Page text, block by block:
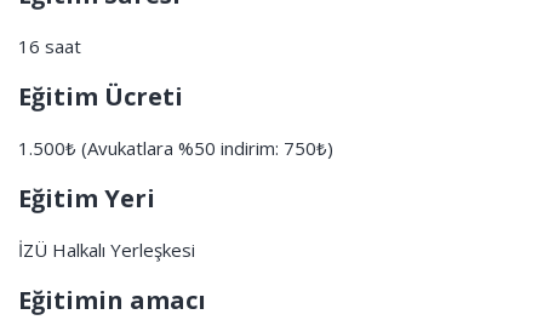
16 saat
Eğitim Ücreti
1.500₺ (Avukatlara %50 indirim: 750₺)
Eğitim Yeri
İZÜ Halkalı Yerleşkesi
Eğitimin amacı